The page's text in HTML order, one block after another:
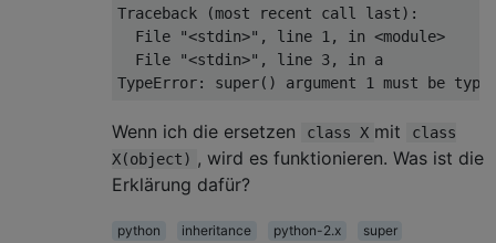
Traceback
(most recent call last):
File
"<stdin>" , line 1 , in <module>
File
"<stdin>" , line 3, in
TypeError: super() argument 1 must be type
Wenn ich die ersetzen class X mit
class
X(object) , wird es funktionieren. Was ist die
Erklärung dafür?
python inheritance python-2.x
super